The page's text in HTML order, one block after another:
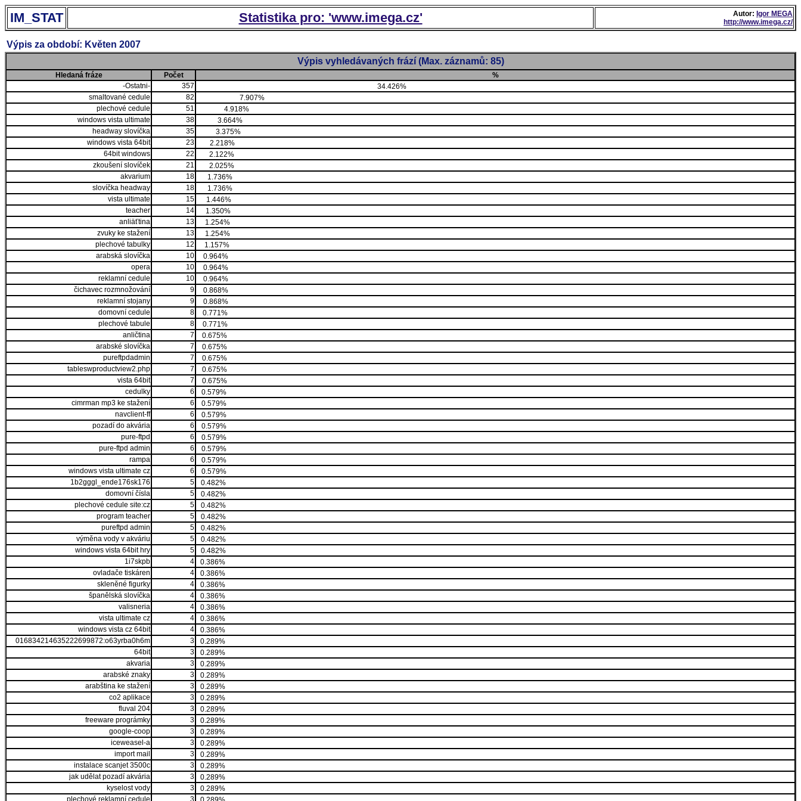
IM_STAT Statistika pro: 'www.imega.cz' Autor: Igor MEGA
http://www.imega.cz/
Výpis za období: Květen 2007
Výpis vyhledávaných frází (Max. záznamů: 85)
Hledaná fráze Počet
%
-Ostatni-
357
34.426%
smaltované cedule
82
7.907%
plechové cedule
51
4.918%
windows vista ultimate
38
3.664%
headway slovíčka
35
3.375%
windows vista 64bit
23
2.218%
64bit windows
22
2.122%
zkoušení slovíček
21
2.025%
akvarium
18
1.736%
slovíčka headway
18
1.736%
vista ultimate
15
1.446%
teacher
14
1.350%
anliäťtina
13
1.254%
zvuky ke stažení
13
1.254%
plechové tabulky
12
1.157%
arabská slovíčka
10
0.964%
opera
10
0.964%
reklamní cedule
10
0.964%
čichavec rozmnožování
9
0.868%
reklamní stojany
9
0.868%
domovní cedule
8
0.771%
plechové tabule
8
0.771%
anličtina
7
0.675%
arabské slovíčka
7
0.675%
pureftpdadmin
7
0.675%
tableswproductview2.php
7
0.675%
vista 64bit
7
0.675%
cedulky
6
0.579%
cimrman mp3 ke stažení
6
0.579%
navclient-ff
6
0.579%
pozadí do akvária
6
0.579%
pure-ftpd
6
0.579%
pure-ftpd admin
6
0.579%
rampa
6
0.579%
windows vista ultimate cz
6
0.579%
1b2gggl_ende176sk176
5
0.482%
domovní čísla
5
0.482%
plechové cedule site:cz
5
0.482%
program teacher
5
0.482%
pureftpd admin
5
0.482%
výměna vody v akváriu
5
0.482%
windows vista 64bit hry
5
0.482%
1i7skpb
4
0.386%
ovladače tiskáren
4
0.386%
skleněné figurky
4
0.386%
španělská slovíčka
4
0.386%
valisneria
4
0.386%
vista ultimate cz
4
0.386%
windows vista cz 64bit
4
0.386%
016834214635222699872:o63yrba0h6m
3
0.289%
64bit
3
0.289%
akvaria
3
0.289%
arabské znaky
3
0.289%
arabština ke stažení
3
0.289%
co2 aplikace
3
0.289%
fluval 204
3
0.289%
freeware prográmky
3
0.289%
google-coop
3
0.289%
iceweasel-a
3
0.289%
import mail
3
0.289%
instalace scanjet 3500c
3
0.289%
jak udělat pozadí akvária
3
0.289%
kyselost vody
3
0.289%
plechové reklamní cedule
3